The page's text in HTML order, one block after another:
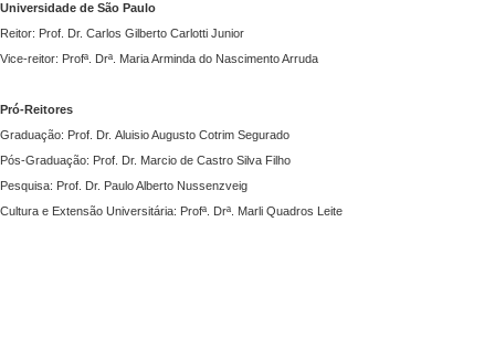
Universidade de São Paulo
Reitor: Prof. Dr. Carlos Gilberto Carlotti Junior
Vice-reitor: Profª. Drª. Maria Arminda do Nascimento Arruda
Pró-Reitores
Graduação: Prof. Dr. Aluisio Augusto Cotrim Segurado
Pós-Graduação: Prof. Dr. Marcio de Castro Silva Filho
Pesquisa: Prof. Dr. Paulo Alberto Nussenzveig
Cultura e Extensão Universitária: Profª. Drª. Marli Quadros Leite